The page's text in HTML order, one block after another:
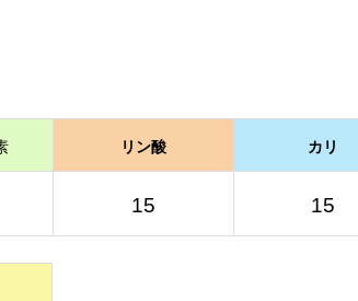
リン酸 カリ
15 15